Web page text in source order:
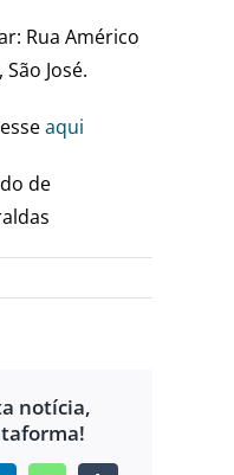
Rua Américo
José.
aqui
de
notícia,